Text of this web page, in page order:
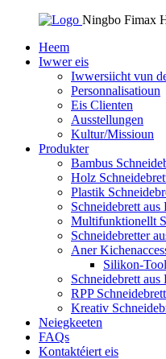
Ningbo Fimax
Heem
Iwwer eis
Iwwersiicht vun
Personnalisatioun
Eis Clienten
Ausstellungen
Kultur/Missioun
Produkter
Bambus
Holz
Plastik
Schneidebrett aus
Multifunktionellt
Schneidebretter
Aner
Silikon-
Schneidebrett aus
RPP Schneidebrett
Kreativ
Neiegkeeten
FAQs
Kontaktéiert eis